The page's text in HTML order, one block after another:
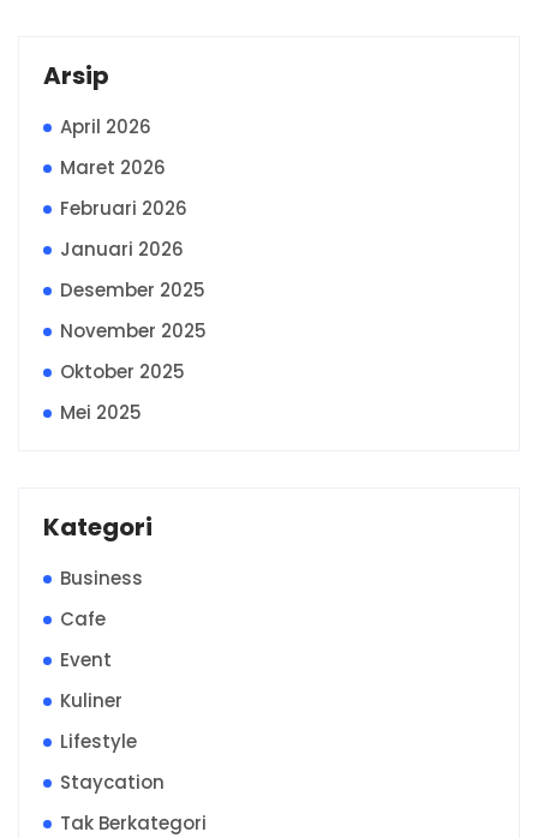
Arsip
April 2026
Maret 2026
Februari 2026
Januari 2026
Desember 2025
November 2025
Oktober 2025
Mei 2025
Kategori
Business
Cafe
Event
Kuliner
Lifestyle
Staycation
Tak Berkategori